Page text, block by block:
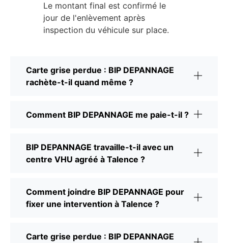
Le montant final est confirmé le
jour de l'enlèvement après
inspection du véhicule sur place.
Carte grise perdue : BIP DEPANNAGE
rachète-t-il quand même ?
Comment BIP DEPANNAGE me paie-t-il ?
BIP DEPANNAGE travaille-t-il avec un
centre VHU agréé à Talence ?
Comment joindre BIP DEPANNAGE pour
fixer une intervention à Talence ?
Carte grise perdue : BIP DEPANNAGE